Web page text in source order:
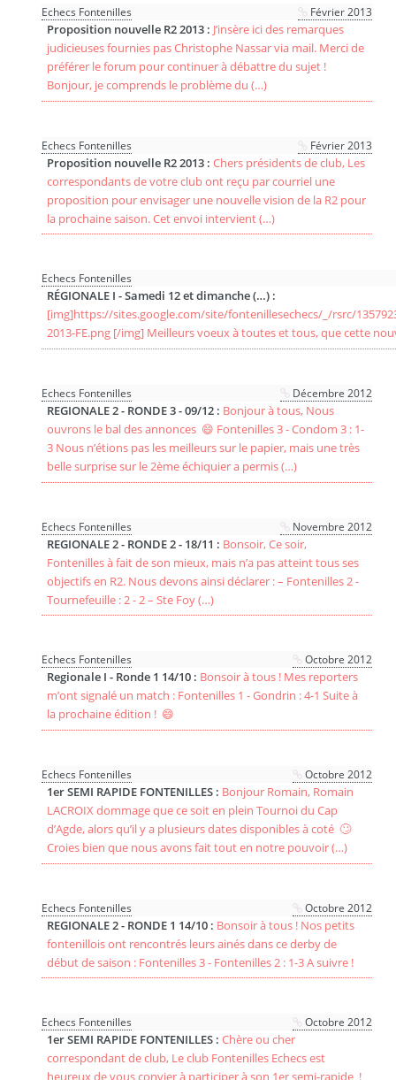
Echecs Fontenilles Février 2013
Proposition nouvelle R2 2013 : J’insère ici des remarques
judicieuses fournies pas Christophe Nassar via mail. Merci de
préférer le forum pour continuer à débattre du sujet !
Bonjour, je comprends le problème du (…)
Echecs Fontenilles Février 2013
Proposition nouvelle R2 2013 :Chers présidents de club, Les
correspondants de votre club ont reçu par courriel une
proposition pour envisager une nouvelle vision de la R2 pour
la prochaine saison. Cet envoi intervient (…)
Echecs Fontenilles
RÉGIONALE I - Samedi 12 et dimanche (…) :
[img]https://sites.google.com/site/fontenillesechecs/_/rsrc/
2013-FE.png [/img] Meilleurs voeux à toutes et tous, que
Echecs Fontenilles Décembre 2012
REGIONALE 2 - RONDE 3 - 09/12 : Bonjour à tous, Nous
ouvrons le bal des annonces 😄 Fontenilles 3 - Condom 3 : 1-
3 Nous n’étions pas les meilleurs sur le papier, mais une très
belle surprise sur le 2ème échiquier a permis (…)
Echecs Fontenilles Novembre 2012
REGIONALE 2 - RONDE 2 - 18/11 : Bonsoir, Ce soir,
Fontenilles à fait de son mieux, mais n’a pas atteint tous ses
objectifs en R2. Nous devons ainsi déclarer : – Fontenilles 2 -
Tournefeuille : 2 - 2 – Ste Foy (…)
Echecs Fontenilles Octobre 2012
Regionale I - Ronde 1 14/10 : Bonsoir à tous ! Mes reporters
m’ont signalé un match : Fontenilles 1 - Gondrin : 4-1 Suite à
la prochaine édition ! 😄
Echecs Fontenilles Octobre 2012
1er SEMI RAPIDE FONTENILLES : Bonjour Romain, Romain
LACROIX dommage que ce soit en plein Tournoi du Cap
d’Agde, alors qu’il y a plusieurs dates disponibles à coté 🙄
Croies bien que nous avons fait tout en notre pouvoir (…)
Echecs Fontenilles Octobre 2012
REGIONALE 2 - RONDE 1 14/10 : Bonsoir à tous ! Nos petits
fontenillois ont rencontrés leurs ainés dans ce derby de
début de saison : Fontenilles 3 - Fontenilles 2 : 1-3 A suivre !
Echecs Fontenilles Octobre 2012
1er SEMI RAPIDE FONTENILLES :Chère ou cher
correspondant de club, Le club Fontenilles Echecs est
heureux de vous convier à participer à son 1er semi-rapide !